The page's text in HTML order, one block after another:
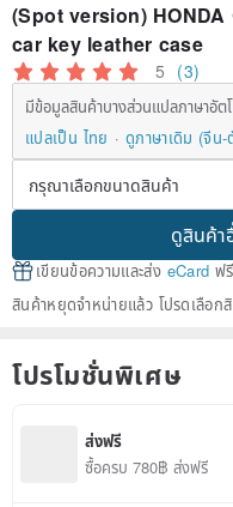
(Spot version)
car key leather case
5 (3)
มีข้อมูลสินค้าบางส่วนแปลภาษาอัต
แปลเป็น ไทย
ดูภาษาเดิม (จีน-
ดูสินค้า
เขียนข้อความและส่ง eCard ฟ
สินค้าหยุดจำหน่ายแล้ว โปรดเลือก
โปรโมชั่นพิเศษ
ส่งฟรี
ซื้อครบ 780฿ ส่งฟรี